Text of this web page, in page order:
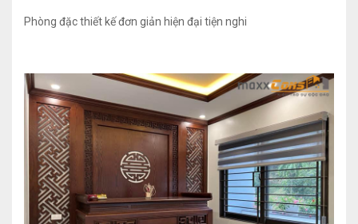
Phòng đặc thiết kế đơn giản hiện đại tiện nghi